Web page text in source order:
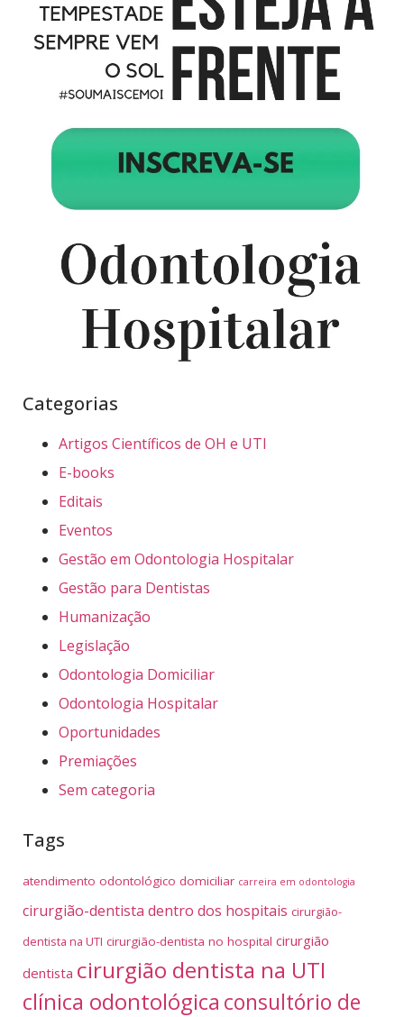
Categorias
Artigos Científicos de OH e UTI
E-books
Editais
Eventos
Gestão em Odontologia Hospitalar
Gestão para Dentistas
Humanização
Legislação
Odontologia Domiciliar
Odontologia Hospitalar
Oportunidades
Premiações
Sem categoria
Tags
atendimento odontológico domiciliar carreira em odontologia
cirurgião-dentista dentro dos hospitais cirurgião-
dentista na UTI cirurgião-dentista no hospital cirurgião
dentista cirurgião dentista na UTI
clínica odontológica consultório de